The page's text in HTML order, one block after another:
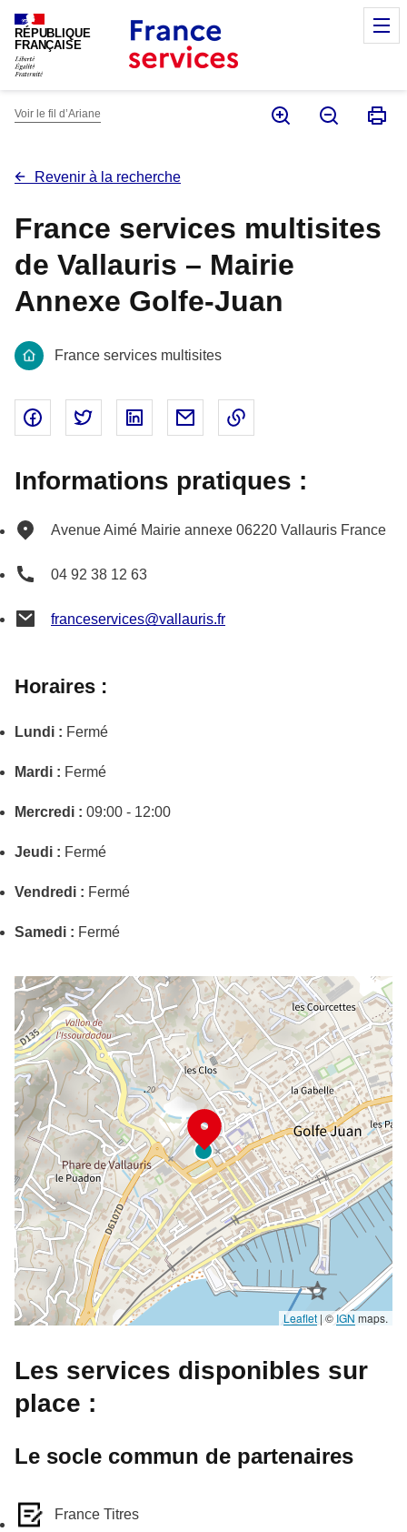
RÉPUBLIQUE
FRANÇAISE
Voir le fil d’Ariane
Revenir à la recherche
France services multisites
de Vallauris – Mairie
Annexe Golfe-Juan
France services multisites
Partager sur Facebook - nouvelle fenêtre
Partager sur Twitter - nouvelle fenêtre
Partager sur Linked In - nouvelle
Partager par email - nouvelle
Informations pratiques :
Avenue Aimé Mairie annexe 06220 Vallauris France
04 92 38 12 63
franceservices@vallauris.fr
Horaires :
Lundi : Fermé
Mardi : Fermé
Mercredi : 09:00 - 12:00
Jeudi : Fermé
Vendredi : Fermé
Samedi : Fermé
Leaflet | ©IGN maps.
Les services disponibles sur
place :
Le socle commun de partenaires
France Titres